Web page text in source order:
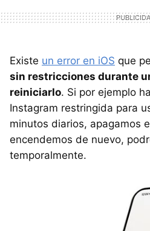
Existe un error en iOS que
sin restricciones durante
reiniciarlo. Si por ejemplo
Instagram restringida para
minutos diarios, apagamos
encendemos de nuevo,
temporalmente.